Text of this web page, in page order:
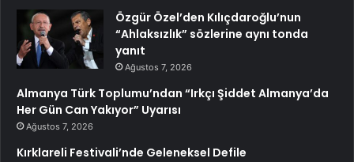
Özgür Özel’den Kılıçdaroğlu’nun
“Ahlaksızlık” sözlerine aynı tonda
yanıt
Ağustos 7, 2026
Almanya Türk Toplumu’ndan “Irkçı Şiddet Almanya’da
Her Gün Can Yakıyor” Uyarısı
Ağustos 7, 2026
Kırklareli Festivali’nde Geleneksel Defile